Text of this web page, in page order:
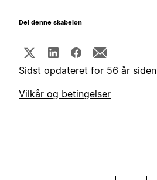
Del denne skabelon
Sidst opdateret for 56 år siden
Vilkår og betingelser